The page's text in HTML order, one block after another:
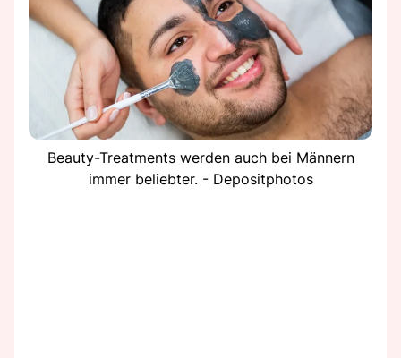
Beauty-Treatments werden auch bei Männern
immer beliebter. - Depositphotos